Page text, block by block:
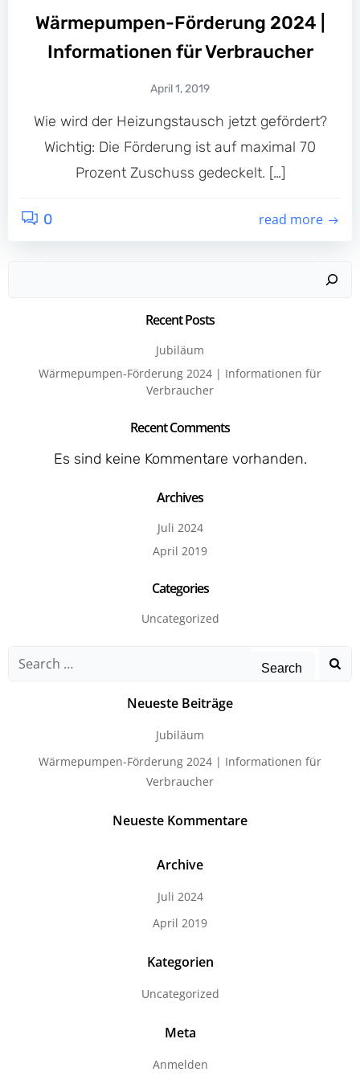
Wärmepumpen-Förderung 2024 |
Informationen für Verbraucher
April 1, 2019
Wie wird der Heizungstausch jetzt gefördert?
Wichtig: Die Förderung ist auf maximal 70
Prozent Zuschuss gedeckelt. […]
0 read more
Recent Posts
Jubiläum
Wärmepumpen-Förderung 2024 | Informationen für
Verbraucher
Recent Comments
Es sind keine Kommentare vorhanden.
Archives
Juli 2024
April 2019
Categories
Uncategorized
Search
Neueste Beiträge
Jubiläum
Wärmepumpen-Förderung 2024 | Informationen für
Verbraucher
Neueste Kommentare
Archive
Juli 2024
April 2019
Kategorien
Uncategorized
Meta
Anmelden